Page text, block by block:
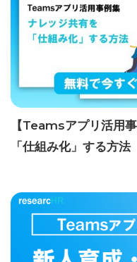
【Teamsアプリ活用
「仕組み化」する方法